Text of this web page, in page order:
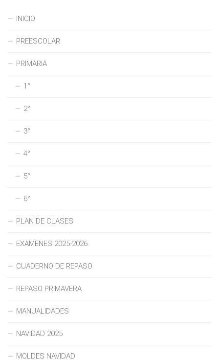
INICIO
PREESCOLAR
PRIMARIA
1°
2°
3°
4°
5°
6°
PLAN DE CLASES
EXAMENES 2025-2026
CUADERNO DE REPASO
REPASO PRIMAVERA
MANUALIDADES
NAVIDAD 2025
MOLDES NAVIDAD